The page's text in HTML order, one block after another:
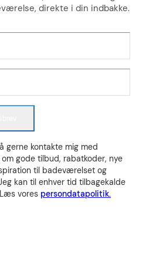
direkte i din indbakke.
gerne kontakte mig med
gode tilbud, rabatkoder, nye
til badeværelset og
kan til enhver tid tilbagekalde
vores persondatapolitik.